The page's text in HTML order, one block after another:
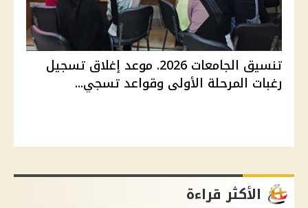
تنسيق الجامعات 2026. موعد إغلاق تسجيل
رغبات المرحلة الأولى وقواعد تسجي...
الأكثر قراءة